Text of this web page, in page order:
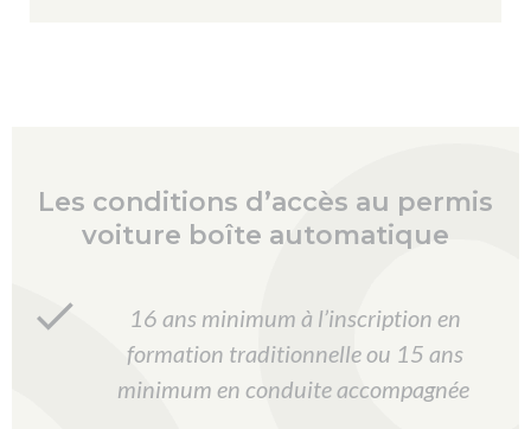
Les conditions d’accès au permis
voiture boîte automatique
16 ans minimum à l’inscription en
formation traditionnelle ou 15 ans
minimum en conduite accompagnée